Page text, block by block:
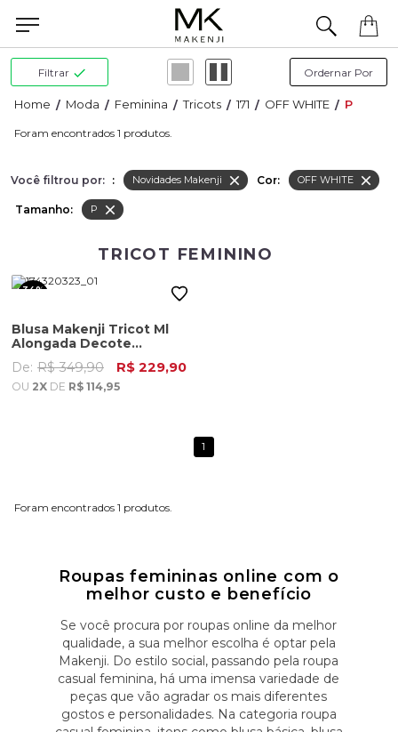
Filtrar
Moda Feminina Tricots 171 OFF WHITE P
1
Você filtrou por: : Novidades Makenji Cor: OFF WHITE
Tamanho: P
TRICOT FEMININO
34%
Blusa Makenji Tricot Ml
Alongada Decote
Redondo Feminino Off
White
De: R$ 349,90 R$ 229,90
OU 2X DE R$ 114,95
1
1
Roupas femininas online com o
melhor custo e benefício
Se você procura por roupas online da melhor
qualidade, a sua melhor escolha é optar pela
Makenji. Do estilo social, passando pela roupa
casual feminina, há uma imensa variedade de
peças que vão agradar os mais diferentes
gostos e personalidades. Na categoria roupa